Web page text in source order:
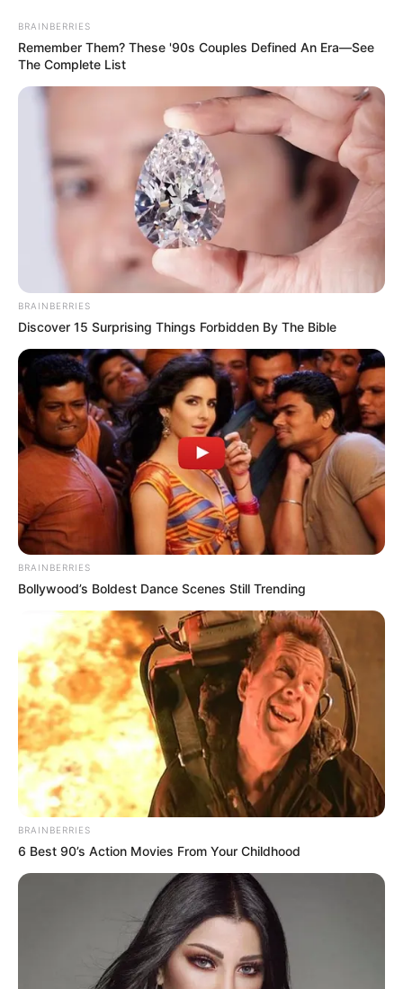
Главная/Новости
Оружие, спецтехника и концерт: в
Харькове отметили День Нацполиции
(фоторепортаж)
05.08.2017, 15:16
В Харькове сегодня, 5
августа, состоялись
торжества,
приуроченные ко Дню
Национальной
полиции Украины
. По
годовщины
праздника во Дворце полиции ГУНП в Харьковской
области состоялось награждение лучших работников и
прошел праздничный концерт, сообщили в
облуправлении полиции.
Фото - Главное управление Нацполиции в Харьковской
области
Автор:Наталья Кобзар
ЭТО ИНТЕРЕСНО